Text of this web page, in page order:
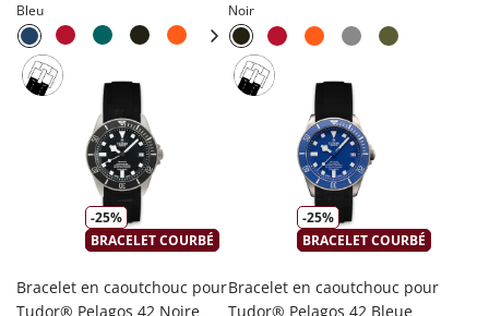
Bleu Noir
-25%
BRACELET COURBÉ
Bracelet en caoutchouc pour
Tudor® Pelagos 42 Noire
-25%
BRACELET COURBÉ
Bracelet en caoutchouc pour
Tudor® Pelagos 42 Bleue